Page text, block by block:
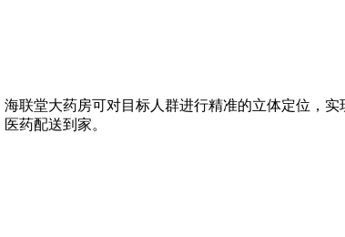
联堂大药房可对目标人群进行精准的立体定位，
药配送到家。